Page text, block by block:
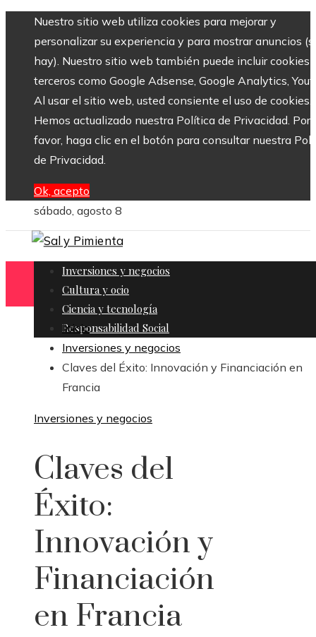
Nuestro sitio web utiliza cookies para mejorar y
personalizar su experiencia y para mostrar anuncios
hay). Nuestro sitio web también puede incluir cookies
terceros como Google Adsense, Google Analytics,
Al usar el sitio web, usted consiente el uso de cookies.
Hemos actualizado nuestra Política de Privacidad. Por
favor, haga clic en el botón para consultar nuestra
de Privacidad.
Ok, acepto
sábado, agosto 8
Inversiones y negocios
Cultura y ocio
Ciencia y tecnología
Responsabilidad Social
Inicio
Inversiones y negocios
Claves del Éxito: Innovación y Financiación en
Francia
Inversiones y negocios
Claves del
Éxito:
Innovación y
Financiación
en Francia